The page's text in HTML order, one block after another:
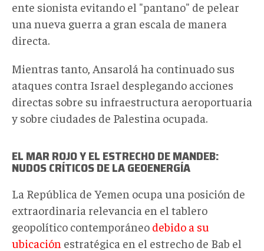
ente sionista evitando el "pantano" de pelear
una nueva guerra a gran escala de manera
directa.
Mientras tanto, Ansarolá ha continuado sus
ataques contra Israel desplegando acciones
directas sobre su infraestructura aeroportuaria
y sobre ciudades de Palestina ocupada.
EL MAR ROJO Y EL ESTRECHO DE MANDEB:
NUDOS CRÍTICOS DE LA GEOENERGÍA
La República de Yemen ocupa una posición de
extraordinaria relevancia en el tablero
geopolítico contemporáneo debido a su
ubicación estratégica en el estrecho de Bab el